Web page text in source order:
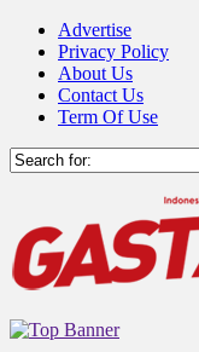
Advertise
Privacy Policy
About Us
Contact Us
Term Of Use